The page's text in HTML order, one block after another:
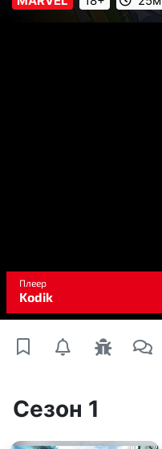
Сезон 1